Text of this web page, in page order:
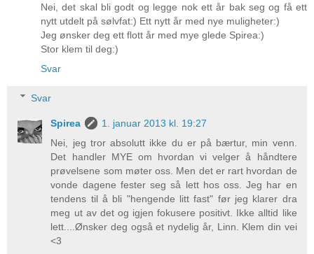
Nei, det skal bli godt og legge nok ett år bak seg og få ett
nytt utdelt på sølvfat:) Ett nytt år med nye muligheter:)
Jeg ønsker deg ett flott år med mye glede Spirea:)
Stor klem til deg:)
Svar
Svar
Spirea
1. januar 2013 kl. 19:27
Nei, jeg tror absolutt ikke du er på bærtur, min venn.
Det handler MYE om hvordan vi velger å håndtere
prøvelsene som møter oss. Men det er rart hvordan de
vonde dagene fester seg så lett hos oss. Jeg har en
tendens til å bli "hengende litt fast" før jeg klarer dra
meg ut av det og igjen fokusere positivt. Ikke alltid like
lett....Ønsker deg også et nydelig år, Linn. Klem din vei
<3